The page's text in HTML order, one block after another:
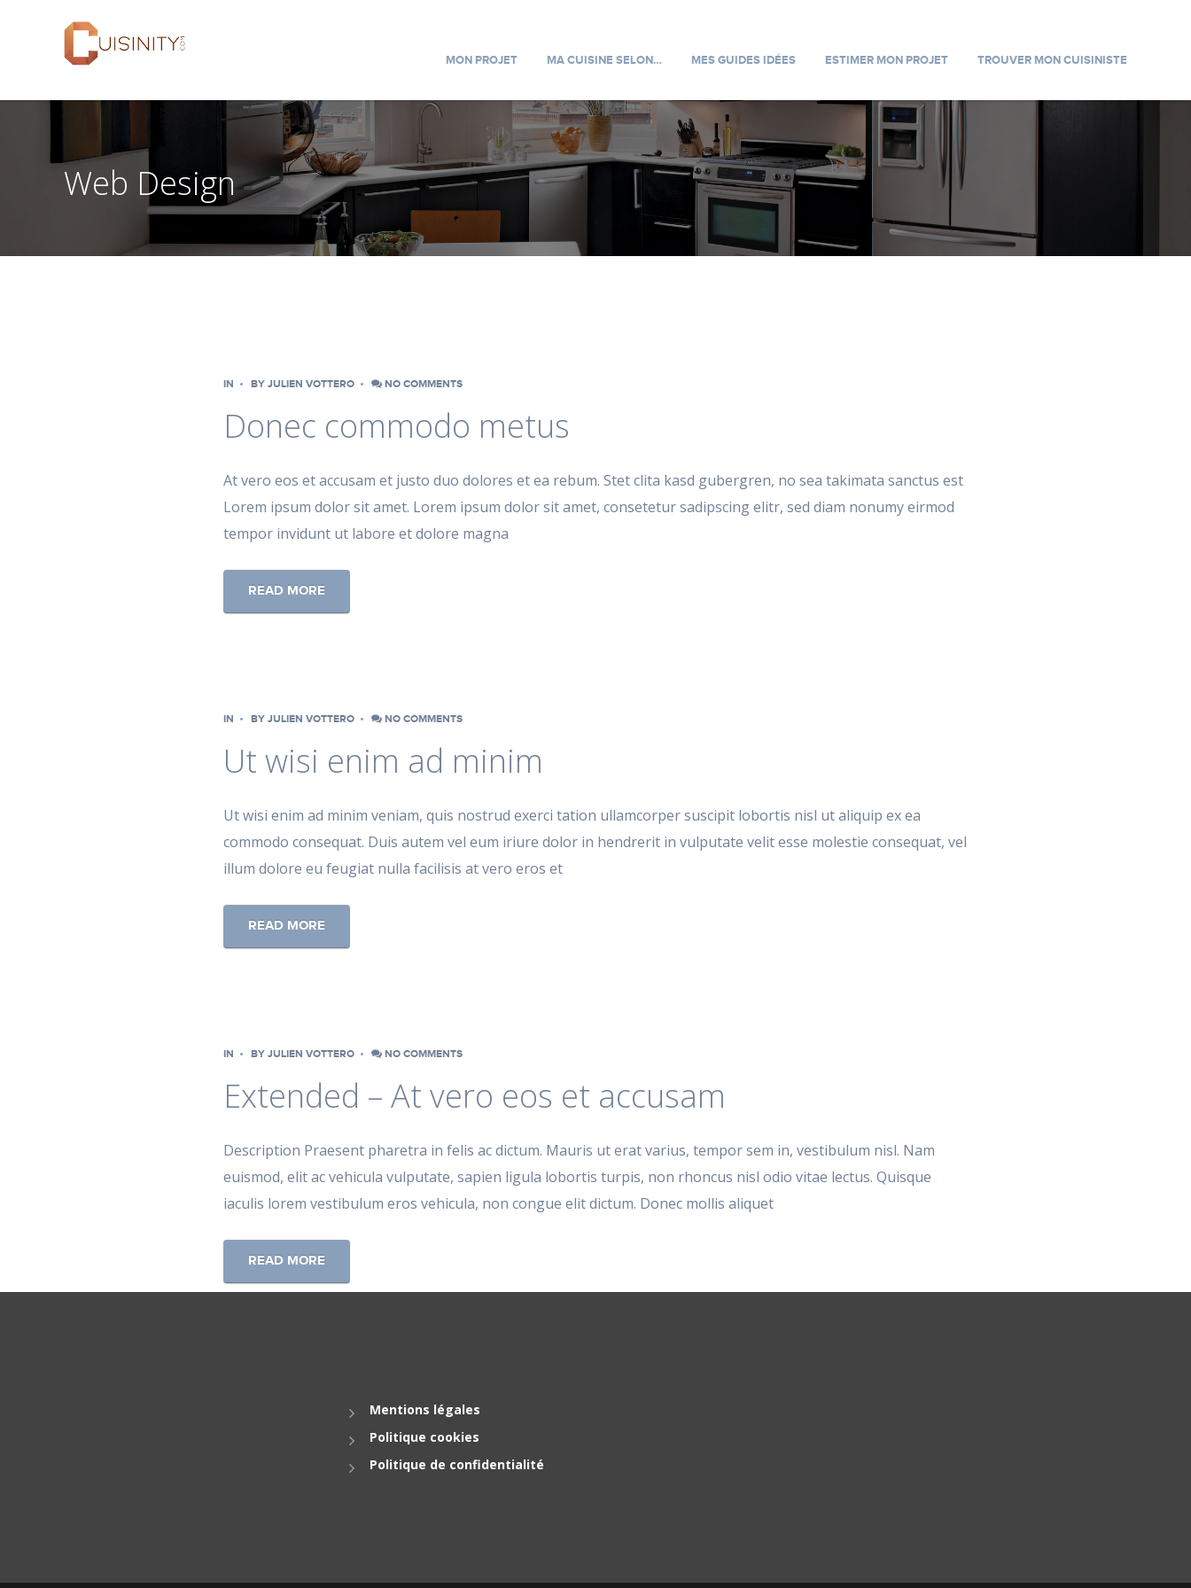
MON PROJET MA CUISINE SELON… MES GUIDES IDÉES ESTIMER MON PROJET TROUVER MON CUISINISTE
Web Design
IN BY JULIEN VOTTERO NO COMMENTS
Donec commodo metus
At vero eos et accusam et justo duo dolores et ea rebum. Stet clita kasd gubergren, no sea takimata sanctus est
Lorem ipsum dolor sit amet. Lorem ipsum dolor sit amet, consetetur sadipscing elitr, sed diam nonumy eirmod
tempor invidunt ut labore et dolore magna
READ MORE
IN BY JULIEN VOTTERO NO COMMENTS
Ut wisi enim ad minim
Ut wisi enim ad minim veniam, quis nostrud exerci tation ullamcorper suscipit lobortis nisl ut aliquip ex ea
commodo consequat. Duis autem vel eum iriure dolor in hendrerit in vulputate velit esse molestie consequat, vel
illum dolore eu feugiat nulla facilisis at vero eros et
READ MORE
IN BY JULIEN VOTTERO NO COMMENTS
Extended – At vero eos et accusam
Description Praesent pharetra in felis ac dictum. Mauris ut erat varius, tempor sem in, vestibulum nisl. Nam
euismod, elit ac vehicula vulputate, sapien ligula lobortis turpis, non rhoncus nisl odio vitae lectus. Quisque
iaculis lorem vestibulum eros vehicula, non congue elit dictum. Donec mollis aliquet
READ MORE
Mentions légales
Politique cookies
Politique de confidentialité